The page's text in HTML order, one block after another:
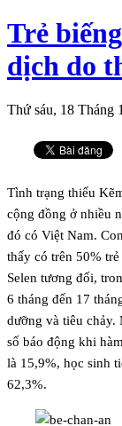
Trẻ
dịch do
Thứ sáu, 18 Tháng
Tình trạng thiếu
cộng đồng ở nhiều
đó có Việt Nam.
thấy có trên 50%
Selen tương đối,
6 tháng đến 17
dưỡng và tiêu chảy.
số báo động khi
là 15,9%, học sinh
62,3%.